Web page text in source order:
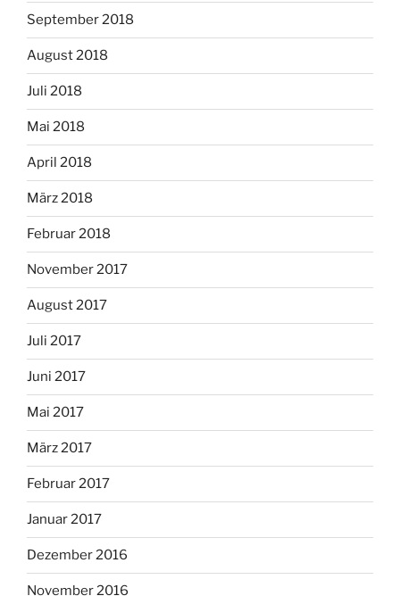
September 2018
August 2018
Juli 2018
Mai 2018
April 2018
März 2018
Februar 2018
November 2017
August 2017
Juli 2017
Juni 2017
Mai 2017
März 2017
Februar 2017
Januar 2017
Dezember 2016
November 2016